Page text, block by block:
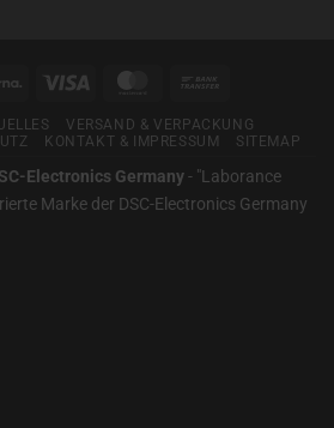
Messtechnik
Klarna Visa MasterCard
VERSAND & VERPACKUNG
KONTAKT & IMPRESSUM SITEMAP
Electronics Germany- "Laborance
Marke der DSC-Electronics Germany